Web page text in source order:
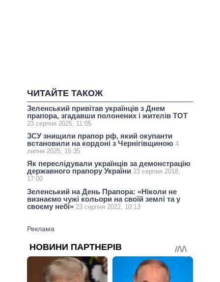
ЧИТАЙТЕ ТАКОЖ
Зеленський привітав українців з Днем
прапора, згадавши полонених і жителів ТОТ
23 серпня 2025, 11:05
ЗСУ знищили прапор рф, який окупанти
встановили на кордоні з Чернігівщиною 4
липня 2025, 15:35
Як переслідували українців за демонстрацію
державного прапору України 23 серпня 2018,
17:00
Зеленський на День Прапора: «Ніколи не
визнаємо чужі кольори на своїй землі та у
своєму небі» 23 серпня 2022, 10:13